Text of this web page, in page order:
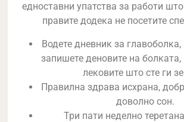
едноставни упатства за работи
правите додека не посетите
Водете дневник за
запишете деновите на болката,
лековите што сте ги
Правилна здрава исхрана,
доволно сон.
Три пати неделно